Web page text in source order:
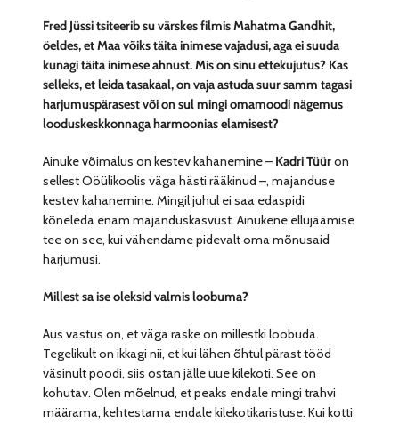
Fred Jüssi tsiteerib su värskes filmis Mahatma Gandhit,
öeldes, et Maa võiks täita inimese vajadusi, aga ei suuda
kunagi täita inimese ahnust. Mis on sinu ettekujutus? Kas
selleks, et leida tasakaal, on vaja astuda suur samm tagasi
harjumuspärasest või on sul mingi omamoodi nägemus
looduskeskkonnaga harmoonias elamisest?
Ainuke võimalus on kestev kahanemine – Kadri Tüüron
sellest Ööülikoolis väga hästi rääkinud –, majanduse
kestev kahanemine. Mingil juhul ei saa edaspidi
kõneleda enam majanduskasvust. Ainukene ellujäämise
tee on see, kui vähendame pidevalt oma mõnusaid
harjumusi.
Millest sa ise oleksid valmis loobuma?
Aus vastus on, et väga raske on millestki loobuda.
Tegelikult on ikkagi nii, et kui lähen õhtul pärast tööd
väsinult poodi, siis ostan jälle uue kilekoti. See on
kohutav. Olen mõelnud, et peaks endale mingi trahvi
määrama, kehtestama endale kilekotikaristuse. Kui kotti